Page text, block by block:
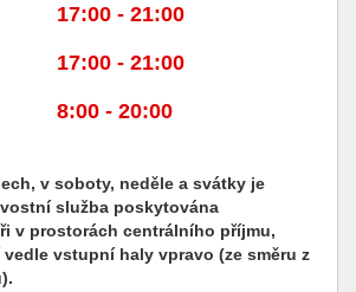
17:00 - 21:00
17:00 - 21:00
8:00 - 20:00
v soboty, neděle a svátky je
služba poskytována
v prostorách centrálního příjmu,
vedle vstupní haly vpravo (ze směru z